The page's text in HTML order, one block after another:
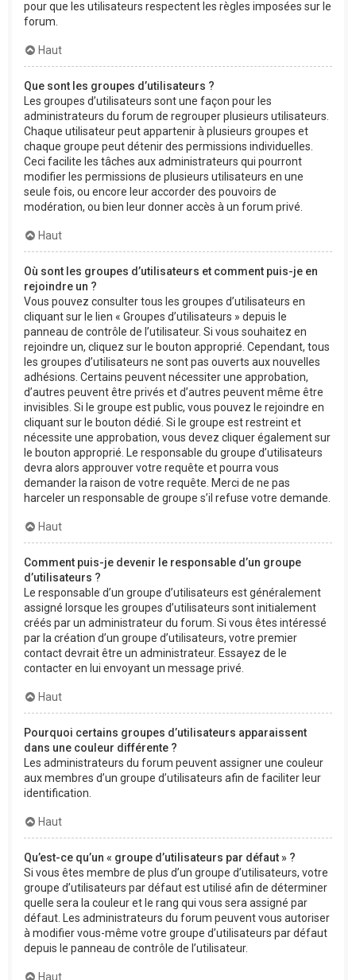
pour que les utilisateurs respectent les règles imposées sur le
forum.
Haut
Que sont les groupes d’utilisateurs ?
Les groupes d’utilisateurs sont une façon pour les
administrateurs du forum de regrouper plusieurs utilisateurs.
Chaque utilisateur peut appartenir à plusieurs groupes et
chaque groupe peut détenir des permissions individuelles.
Ceci facilite les tâches aux administrateurs qui pourront
modifier les permissions de plusieurs utilisateurs en une
seule fois, ou encore leur accorder des pouvoirs de
modération, ou bien leur donner accès à un forum privé.
Haut
Où sont les groupes d’utilisateurs et comment puis-je en
rejoindre un ?
Vous pouvez consulter tous les groupes d’utilisateurs en
cliquant sur le lien « Groupes d’utilisateurs » depuis le
panneau de contrôle de l’utilisateur. Si vous souhaitez en
rejoindre un, cliquez sur le bouton approprié. Cependant, tous
les groupes d’utilisateurs ne sont pas ouverts aux nouvelles
adhésions. Certains peuvent nécessiter une approbation,
d’autres peuvent être privés et d’autres peuvent même être
invisibles. Si le groupe est public, vous pouvez le rejoindre en
cliquant sur le bouton dédié. Si le groupe est restreint et
nécessite une approbation, vous devez cliquer également sur
le bouton approprié. Le responsable du groupe d’utilisateurs
devra alors approuver votre requête et pourra vous
demander la raison de votre requête. Merci de ne pas
harceler un responsable de groupe s’il refuse votre demande.
Haut
Comment puis-je devenir le responsable d’un groupe
d’utilisateurs ?
Le responsable d’un groupe d’utilisateurs est généralement
assigné lorsque les groupes d’utilisateurs sont initialement
créés par un administrateur du forum. Si vous êtes intéressé
par la création d’un groupe d’utilisateurs, votre premier
contact devrait être un administrateur. Essayez de le
contacter en lui envoyant un message privé.
Haut
Pourquoi certains groupes d’utilisateurs apparaissent
dans une couleur différente ?
Les administrateurs du forum peuvent assigner une couleur
aux membres d’un groupe d’utilisateurs afin de faciliter leur
identification.
Haut
Qu’est-ce qu’un « groupe d’utilisateurs par défaut » ?
Si vous êtes membre de plus d’un groupe d’utilisateurs, votre
groupe d’utilisateurs par défaut est utilisé afin de déterminer
quelle sera la couleur et le rang qui vous sera assigné par
défaut. Les administrateurs du forum peuvent vous autoriser
à modifier vous-même votre groupe d’utilisateurs par défaut
depuis le panneau de contrôle de l’utilisateur.
Haut